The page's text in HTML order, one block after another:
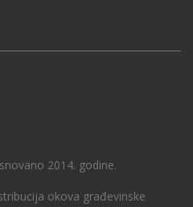
2014. godine.
okova građevinske